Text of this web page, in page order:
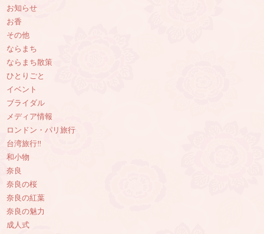
お知らせ
お香
その他
ならまち
ならまち散策
ひとりごと
イベント
ブライダル
メディア情報
ロンドン・パリ旅行
台湾旅行‼︎
和小物
奈良
奈良の桜
奈良の紅葉
奈良の魅力
成人式